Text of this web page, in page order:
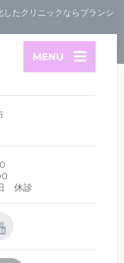
たクリニックならブランシ
MENU
休診